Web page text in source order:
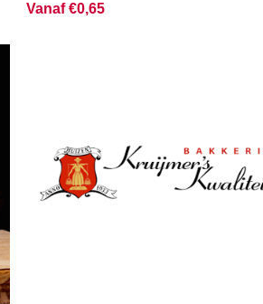
Vanaf €0,65